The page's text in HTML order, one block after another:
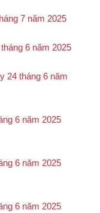
7 năm 2025
6 năm 2025
24 tháng 6 năm
6 năm 2025
6 năm 2025
6 năm 2025